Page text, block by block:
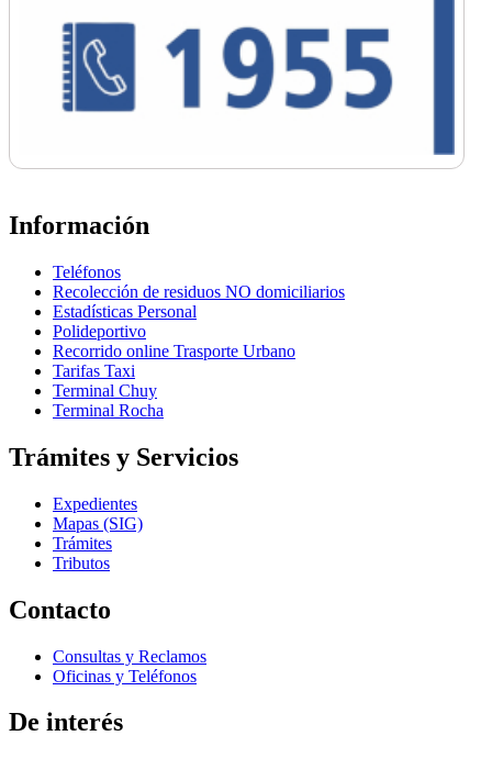
Información
Teléfonos
Recolección de residuos NO domiciliarios
Estadísticas Personal
Polideportivo
Recorrido online Trasporte Urbano
Tarifas Taxi
Terminal Chuy
Terminal Rocha
Trámites y Servicios
Expedientes
Mapas (SIG)
Trámites
Tributos
Contacto
Consultas y Reclamos
Oficinas y Teléfonos
De interés